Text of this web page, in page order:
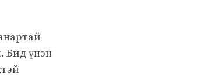
Бид үнэн